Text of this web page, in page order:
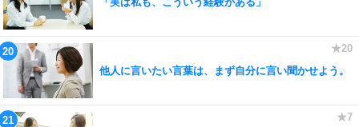
他人に言いたい言葉は、まず自分に言い聞かせよう。